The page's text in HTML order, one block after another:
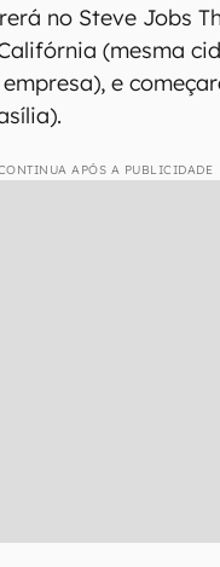
no Steve Jobs
(mesma
e
APÓS A PUBLICIDADE